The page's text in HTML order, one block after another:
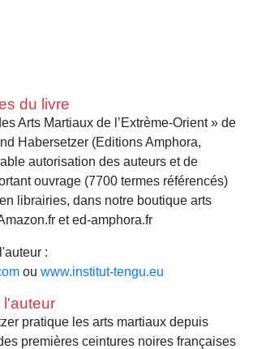
du livre
Arts Martiaux de l’Extrème-Orient » de
Habersetzer (Editions Amphora,
autorisation des auteurs et de
ouvrage (7700 termes référencés)
librairies, dans notre boutique arts
et ed-amphora.fr
:
ou www.institut-tengu.eu
l'auteur
pratique les arts martiaux depuis
premières ceintures noires françaises